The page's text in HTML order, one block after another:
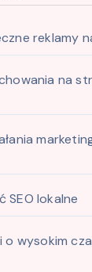
reklamy
na
SEO lokalne
wysokim